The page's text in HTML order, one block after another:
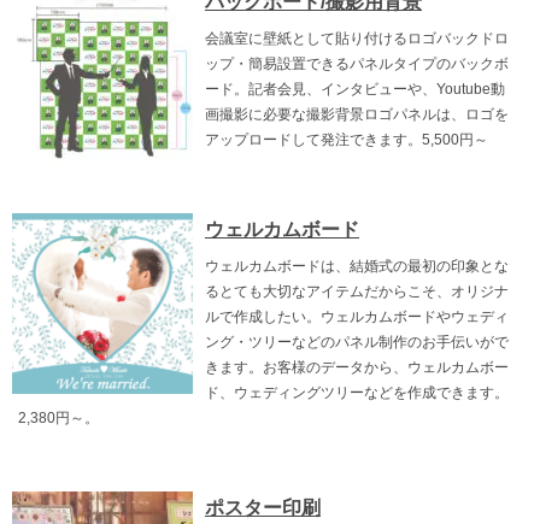
会議室に壁紙として貼り付けるロゴバックドロ
ップ・簡易設置できるパネルタイプのバックボ
ード。記者会見、インタビューや、Youtube動
画撮影に必要な撮影背景ロゴパネルは、ロゴを
アップロードして発注できます。5,500円～
ウェルカムボード
ウェルカムボードは、結婚式の最初の印象とな
るとても大切なアイテムだからこそ、オリジナ
ルで作成したい。ウェルカムボードやウェディ
ング・ツリーなどのパネル制作のお手伝いがで
きます。お客様のデータから、ウェルカムボー
ド、ウェディングツリーなどを作成できます。
2,380円～。
ポスター印刷